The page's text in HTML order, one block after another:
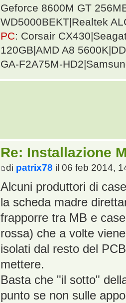
Geforce 8600M GT
WD5000BEKT|Realtek
PC: Corsair
120GB|AMD A8
GA-F2A75M-
Re: Installazione
di patrix78 il 06 feb 2014,
Alcuni produttori di
la scheda madre
frapporre tra MB e
rossa) che a volte
isolati dal resto del
mettere.
Basta che "il sotto"
punto se non sulle